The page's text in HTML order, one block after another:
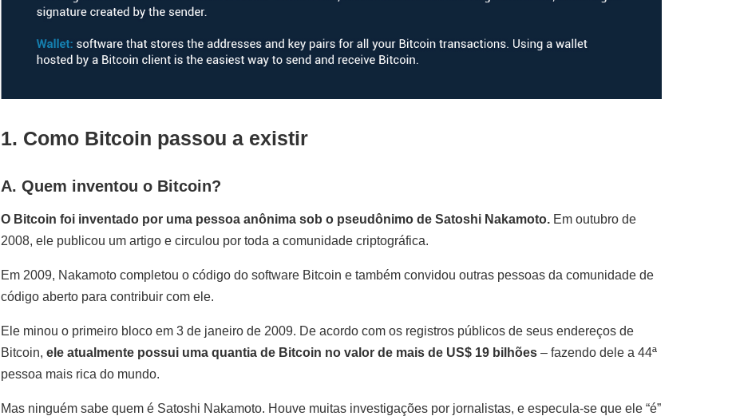
1. Como Bitcoin passou a existir
A. Quem inventou o Bitcoin?
O Bitcoin foi inventado por uma pessoa anônima sob o pseudônimo de Satoshi Nakamoto. Em outubro de
2008, ele publicou um artigo e circulou por toda a comunidade criptográfica.
Em 2009, Nakamoto completou o código do software Bitcoin e também convidou outras pessoas da comunidade de
código aberto para contribuir com ele.
Ele minou o primeiro bloco em 3 de janeiro de 2009. De acordo com os registros públicos de seus endereços de
Bitcoin, ele atualmente possui uma quantia de Bitcoin no valor de mais de US$ 19 bilhões – fazendo dele a 44ª
pessoa mais rica do mundo.
Mas ninguém sabe quem é Satoshi Nakamoto. Houve muitas investigações por jornalistas, e especula-se que ele “é”